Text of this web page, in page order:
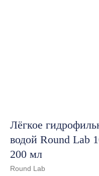
Лёгкое
водой Round Lab
200 мл
Round Lab